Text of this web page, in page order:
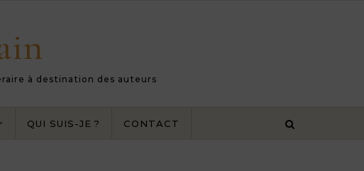
à destination des auteurs
QUI SUIS-JE ? CONTACT